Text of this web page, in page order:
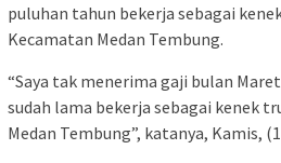
puluhan tahun bekerja sebagai
Kecamatan Medan Tembung.
“Saya tak menerima gaji bulan
sudah lama bekerja sebagai kenek
Medan Tembung”, katanya, Kamis,